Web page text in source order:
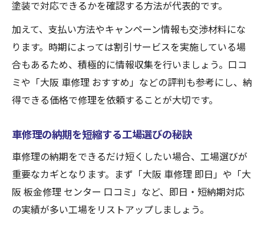
塗装で対応できるかを確認する方法が代表的です。
加えて、支払い方法やキャンペーン情報も交渉材料にな
ります。時期によっては割引サービスを実施している場
合もあるため、積極的に情報収集を行いましょう。口コ
ミや「大阪 車修理 おすすめ」などの評判も参考にし、納
得できる価格で修理を依頼することが大切です。
車修理の納期を短縮する工場選びの秘訣
車修理の納期をできるだけ短くしたい場合、工場選びが
重要なカギとなります。まず「大阪 車修理 即日」や「大
阪 板金修理 センター 口コミ」など、即日・短納期対応
の実績が多い工場をリストアップしましょう。